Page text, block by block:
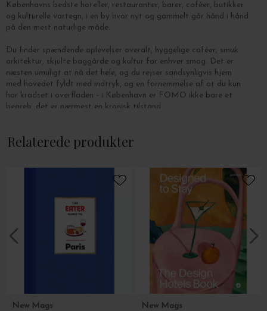
Københavns bedste hoteller, restauranter, barer, caféer, butikker
og kulturelle vartegn, i en by hvor nyt og gammelt går hånd i hånd
på den mest naturlige måde.
Du finder spændende oplevelser overalt, hyggelige caféer, smuk
arkitektur, skjulte baggårde og kultur for enhver smag. Det er
næsten umuligt at nå det hele, og du rejser sandsynligvis hjem
med hovedet fyldt med indtryk, og en fornemmelse af at du kun
har kradset i overfladen - i København er FOMO ikke bare et
begreb, det er nærmest en kronisk tilstand.
Relaterede produkter
New Mags
New Mags